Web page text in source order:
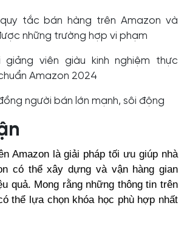
tắc bán hàng trên Amazon và
những trường hợp vi phạm
viên giàu kinh nghiệm thực
Amazon 2024
người bán lớn mạnh, sôi động
Amazon là giải pháp tối ưu giúp nhà
có thể xây dựng và vận hàng gian
quả. Mong rằng những thông tin trên
thể lựa chọn khóa học phù hợp nhất